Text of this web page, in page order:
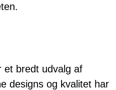
et bredt udvalg af
designs og kvalitet har